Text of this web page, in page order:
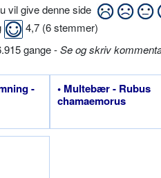
vil give denne side
4,7 (6stemmer)
gange -Se og skriv
-
• Multebær - Rubus
chamaemorus